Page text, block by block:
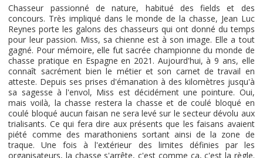
Chasseur passionné de nature, habitué des fields et des
concours. Très impliqué dans le monde de la chasse, Jean Luc
Reynes porte les galons des chasseurs qui ont donné du temps
pour leur passion. Miss, sa chienne est à son image. Elle a tout
gagné. Pour mémoire, elle fut sacrée championne du monde de
chasse pratique en Espagne en 2021. Aujourd'hui, à 9 ans, elle
connaît sacrément bien le métier et son carnet de travail en
atteste. Depuis ses prises d'émanation à des kilomètres jusqu'à
sa sagesse à l'envol, Miss est décidément une pointure. Oui,
mais voilà, la chasse restera la chasse et de coulé bloqué en
coulé bloqué aucun faisan ne sera levé sur le secteur dévolu aux
trialisants. Ce qui fera dire aux présents que les faisans avaient
piété comme des marathoniens sortant ainsi de la zone de
traque. Une fois à l'extérieur des limites définies par les
organisateurs, la chasse s'arrête, c'est comme ça, c'est la règle.